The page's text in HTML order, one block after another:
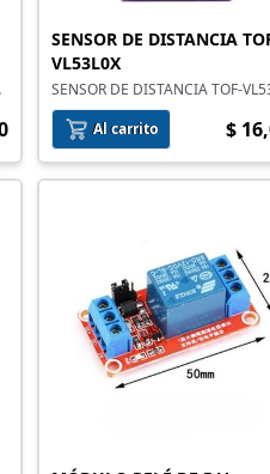
SENSOR DE DISTANCIA
VL53L0X
SENSOR DE DISTANCIA TOF-
Al carrito
$